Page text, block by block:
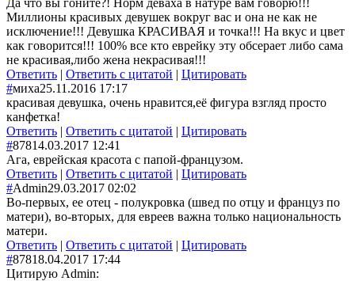
Миллионы красивых девушек вокруг вас и она не как не
исключение!!! Девушка КРАСИВАЯ и точка!!! На вкус и цвет
как говорится!!! 100% все кто еврейку эту обсерает либо сама
не красивая,либо жена некрасивая!!!
Ответить | Ответить с цитатой | Цитировать
#миха25.11.2016 17:17
красивая девушка, очень нравится,её фигура взгляд просто
канфетка!
Ответить | Ответить с цитатой | Цитировать
#87814.03.2017 12:41
Ага, еврейская красота с папой-французом.
Ответить | Ответить с цитатой | Цитировать
#Admin29.03.2017 02:02
Во-первых, ее отец - полукровка (швед по отцу и француз по
матери), во-вторых, для евреев важна только национальность
матери.
Ответить | Ответить с цитатой | Цитировать
#87818.04.2017 17:44
Цитирую Admin: